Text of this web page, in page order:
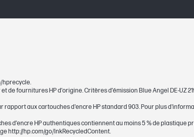
8,7 pl
hprecycle.
de fournitures HP d’origine. Critères d’émission Blue Angel DE-
rapport aux cartouches d'encre HP standard 903. Pour plus
d’encre HP authentiques contiennent au moins 5 % de plastique
http://hp.com/go/InkRecycledContent.